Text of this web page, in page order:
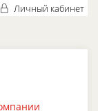
Личный кабинет